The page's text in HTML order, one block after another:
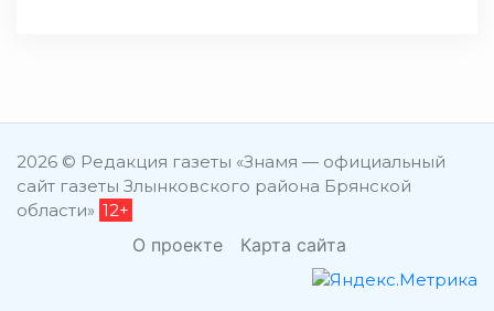
2026 © Редакция газеты «Знамя — официальный
сайт газеты Злынковского района Брянской
области» 12+
О проекте Карта сайта